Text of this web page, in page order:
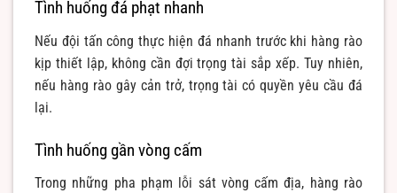
Tình huống đá phạt nhanh
Nếu đội tấn công thực hiện đá nhanh trước khi hàng rào
kịp thiết lập, không cần đợi trọng tài sắp xếp. Tuy nhiên,
nếu hàng rào gây cản trở, trọng tài có quyền yêu cầu đá
lại.
Tình huống gần vòng cấm
Trong những pha phạm lỗi sát vòng cấm địa, hàng rào